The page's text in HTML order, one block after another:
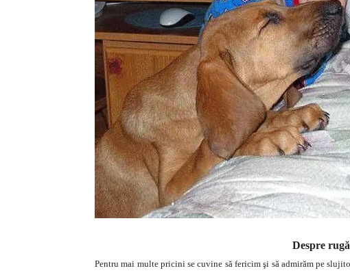
Despre
Pentru mai multe pricini se cuvine să fericim şi să admirăm pe